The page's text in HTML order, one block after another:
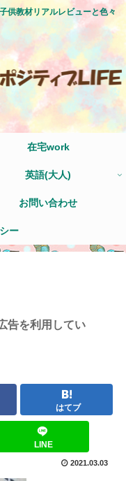
供教材リアルレビューと色々
在宅work
英語(大人)
お問い合わせ
ー
告を利用してい
はてブ
LINE
2021.03.03